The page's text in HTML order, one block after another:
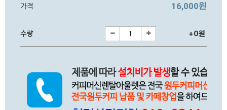
가격 16,000원
수량 +0원